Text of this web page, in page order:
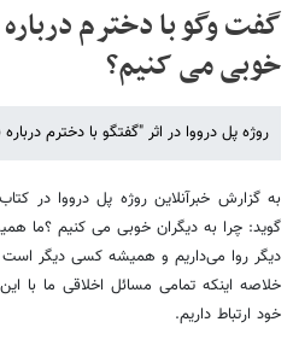
گفت وگو با دخترم
خوبی می کنیم؟
روژه پل درووا در اثر "گفتگو با دخترم
به گزارش خبرآنلاین روژه پل درووا در
گوید: چرا به دیگران خوبی می کنیم ؟ما
دیگر روا می‌داریم و همیشه کسی دیگر
خلاصه اینکه تمامی مسائل اخلاقی ما با
خود ارتباط داریم.